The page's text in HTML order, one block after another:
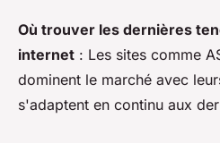
Où trouver les dernières
internet : Les sites comme
dominent le marché avec
s'adaptent en continu aux